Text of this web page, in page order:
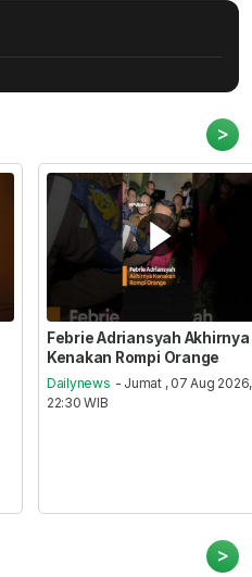
>
Febrie Adriansyah Akhirnya
Kenakan Rompi Orange
Dailynews - Jumat , 07 Aug 2026,
22:30 WIB
>